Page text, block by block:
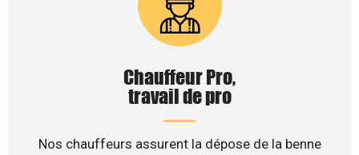
Chauffeur Pro,
travail de pro
Nos chauffeurs assurent la dépose de la benne